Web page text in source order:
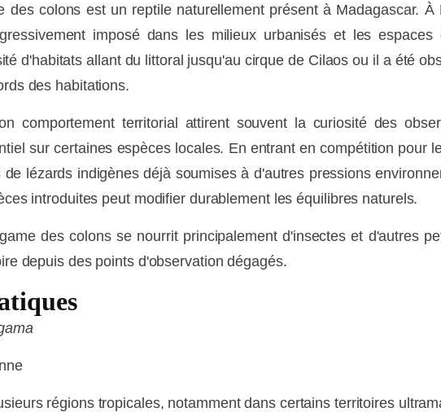
LES
EXPERIENCES
des colons est un reptile naturellement présent à Madagascar.
imposé dans les milieux urbanisés et les
d'habitats allant du littoral jusqu'au cirque de Cilaos ou il a été
des habitations.
comportement territorial attirent souvent la curiosité des
sur certaines espèces locales. En entrant en compétition pour
lézards indigènes déjà soumises à d'autres pressions
introduites peut modifier durablement les équilibres naturels.
des colons se nourrit principalement d'insectes et d'autres
depuis des points d'observation dégagés.
régions tropicales, notamment dans certains territoires